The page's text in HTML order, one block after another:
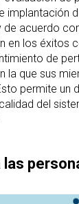
implantación
de acuerdo
en los éxitos
de
la que sus
permite un
del
las